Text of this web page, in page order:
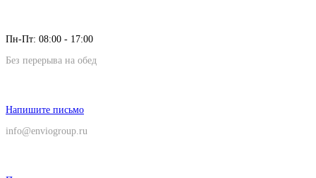
Пн-Пт: 08:00 - 17:00
Без перерыва на обед
Напишите письмо
info@enviogroup.ru